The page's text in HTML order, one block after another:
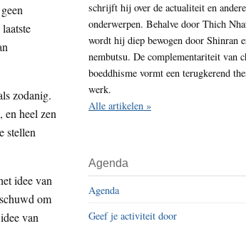
zodanig.
en heel zen
stellen
idee van
om
van
schrijft hij over de actualiteit en
onderwerpen. Behalve door Thich
wordt hij diep bewogen door Shinran
nembutsu. De complementariteit van
boeddhisme vormt een terugkerend
werk.
Alle artikelen »
Agenda
Agenda
Geef je activiteit door